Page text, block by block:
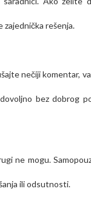
rešenja.
nečiji komentar,
bez dobrog
ne mogu.
ili odsutnosti.